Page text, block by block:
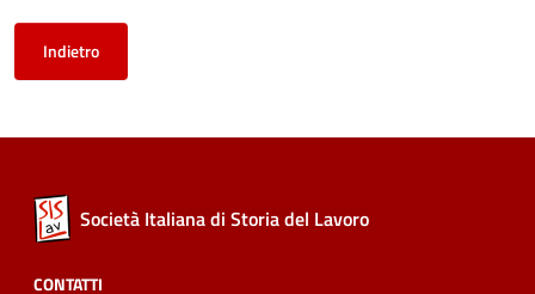
Indietro
Società Italiana di Storia del Lavoro
CONTATTI